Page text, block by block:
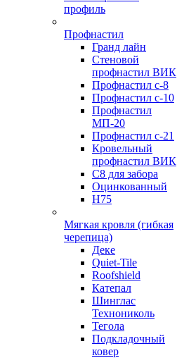
профиль
Профнастил
Гранд лайн
Стеновой
профнастил ВИК
Профнастил с-8
Профнастил с-10
Профнастил
МП-20
Профнастил с-21
Кровельный
профнастил ВИК
С8 для забора
Оцинкованный
Н75
Мягкая кровля (гибкая
черепица)
Деке
Quiet-Tile
Roofshield
Катепал
Шинглас
Технониколь
Тегола
Подкладочный
ковер